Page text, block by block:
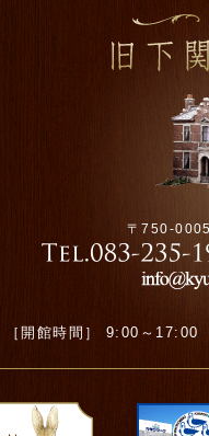
〒750-
［開館時間］ 9:00～